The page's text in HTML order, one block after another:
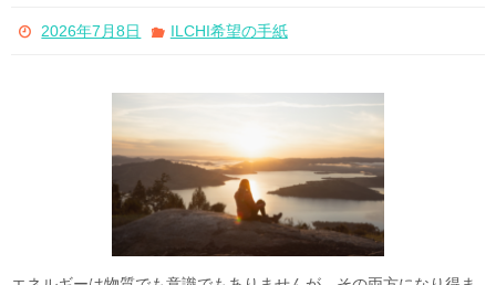
2026年7月8日 ILCHI希望の手紙